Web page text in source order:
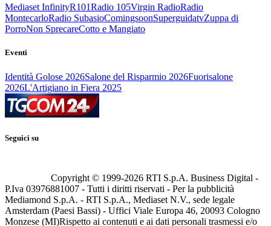
Mediaset InfinityR101Radio 105Virgin RadioRadio
MontecarloRadio SubasioComingsoonSuperguidatvZuppa di
PorroNon SprecareCotto e Mangiato
Eventi
Identità Golose 2026Salone del Risparmio 2026Fuorisalone
2026L'Artigiano in Fiera 2025
Seguici su
Copyright © 1999-2026 RTI S.p.A. Business Digital -
P.Iva 03976881007 - Tutti i diritti riservati - Per la pubblicità
Mediamond S.p.A. - RTI S.p.A., Mediaset N.V., sede legale
Amsterdam (Paesi Bassi) - Uffici Viale Europa 46, 20093 Cologno
Monzese (MI)Rispetto ai contenuti e ai dati personali trasmessi e/o